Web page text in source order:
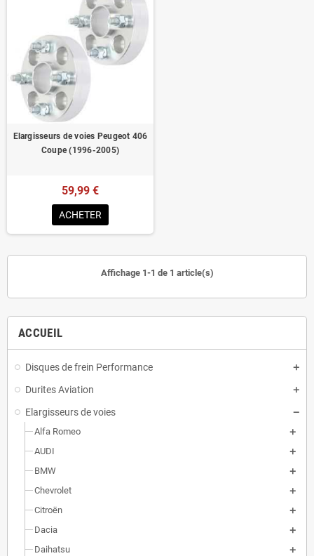
ACCUEIL
Disques de frein Performance
Durites Aviation
Elargisseurs de voies
Alfa Romeo
AUDI
BMW
Chevrolet
Citroën
Dacia
Daihatsu
Elargisseurs de voies Peugeot 406
Coupe (1996-2005)
59,99 €
ACHETER
Affichage 1-1 de 1 article(s)